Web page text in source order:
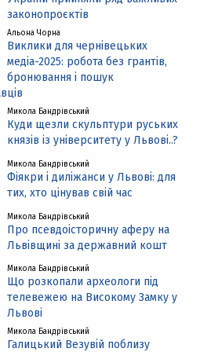
законопроєктів
Альона Чорна
Виклики для чернівецьких
медіа-2025: робота без грантів,
бронювання і пошук
Микола Бандрівський
Куди щезли скульптури руських
князів із університету у Львові..?
Микола Бандрівський
Фіякри і диліжанси у Львові: для
тих, хто цінував свій час
Микола Бандрівський
Про псевдоісторичну аферу на
Львівщині за державний кошт
Микола Бандрівський
Що розкопали археологи під
телевежею на Високому Замку у
Львові
Микола Бандрівський
Галицький Везувій поблизу